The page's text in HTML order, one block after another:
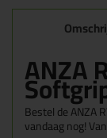
ANZA
Bestel de ANZA
vandaag nog!